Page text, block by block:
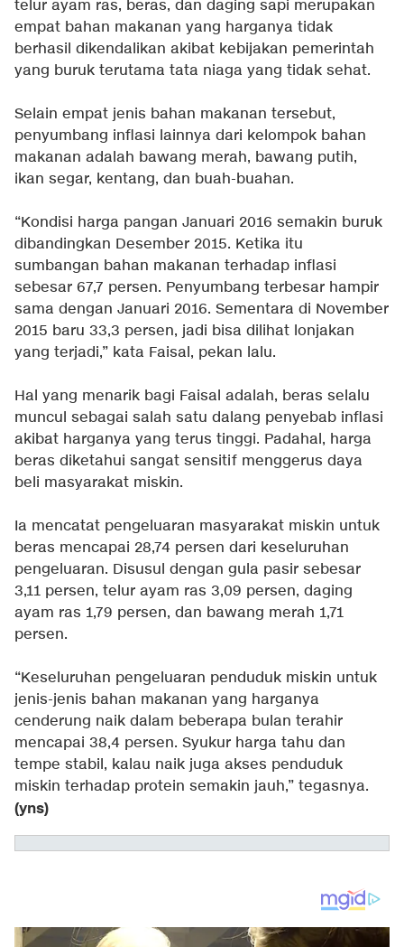
telur ayam ras, beras, dan daging sapi merupakan
empat bahan makanan yang harganya tidak
berhasil dikendalikan akibat kebijakan pemerintah
yang buruk terutama tata niaga yang tidak sehat.
Selain empat jenis bahan makanan tersebut,
penyumbang inflasi lainnya dari kelompok bahan
makanan adalah bawang merah, bawang putih,
ikan segar, kentang, dan buah-buahan.
“Kondisi harga pangan Januari 2016 semakin buruk
dibandingkan Desember 2015. Ketika itu
sumbangan bahan makanan terhadap inflasi
sebesar 67,7 persen. Penyumbang terbesar hampir
sama dengan Januari 2016. Sementara di November
2015 baru 33,3 persen, jadi bisa dilihat lonjakan
yang terjadi,” kata Faisal, pekan lalu.
Hal yang menarik bagi Faisal adalah, beras selalu
muncul sebagai salah satu dalang penyebab inflasi
akibat harganya yang terus tinggi. Padahal, harga
beras diketahui sangat sensitif menggerus daya
beli masyarakat miskin.
Ia mencatat pengeluaran masyarakat miskin untuk
beras mencapai 28,74 persen dari keseluruhan
pengeluaran. Disusul dengan gula pasir sebesar
3,11 persen, telur ayam ras 3,09 persen, daging
ayam ras 1,79 persen, dan bawang merah 1,71
persen.
“Keseluruhan pengeluaran penduduk miskin untuk
jenis-jenis bahan makanan yang harganya
cenderung naik dalam beberapa bulan terahir
mencapai 38,4 persen. Syukur harga tahu dan
tempe stabil, kalau naik juga akses penduduk
miskin terhadap protein semakin jauh,” tegasnya.
(yns)